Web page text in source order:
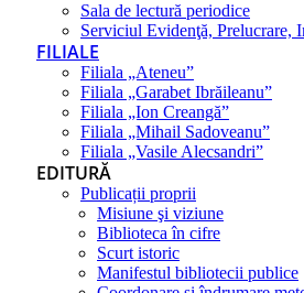
Sala de lectură periodice
Serviciul Evidenţă, Prelucrare,
FILIALE
Filiala „Ateneu”
Filiala „Garabet Ibrăileanu”
Filiala „Ion Creangă”
Filiala „Mihail Sadoveanu”
Filiala „Vasile Alecsandri”
EDITURĂ
Publicații proprii
Misiune şi viziune
Biblioteca în cifre
Scurt istoric
Manifestul bibliotecii publice